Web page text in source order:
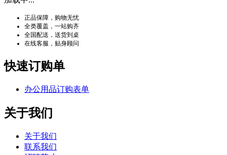
正品保障，购物无忧
全类覆盖，一站购齐
全国配送，送货到桌
在线客服，贴身顾问
快速订购单
办公用品订购表单
关于我们
关于我们
联系我们